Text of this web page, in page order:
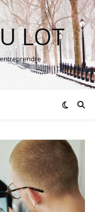
LOT
entreprendre